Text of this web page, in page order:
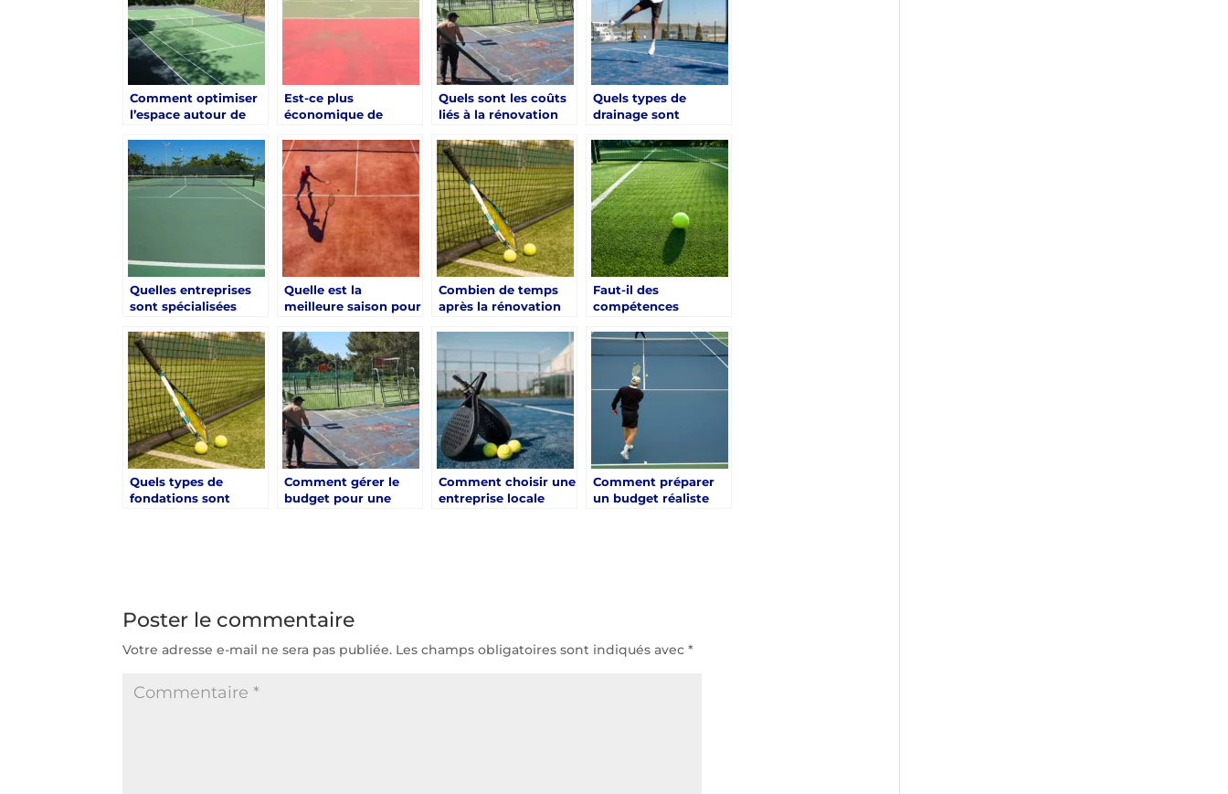
Comment optimiser
l’espace autour de
rénové à Hyères ?
Est-ce plus
économique de
tennis à Hyères que
d’en construire un
nouveau ?
Quels sont les coûts
liés à la rénovation
à Hyères selon le
type de revêtement ?
Quels types de
drainage sont
rénovation d’un
court de tennis à
Hyères ?
Quelles entreprises
sont spécialisées
courts de tennis à
Hyères ?
Quelle est la
meilleure saison pour
rénovation de court
de tennis à Hyères ?
Combien de temps
après la rénovation
l’utiliser ?
Faut-il des
compétences
rénover un court de
tennis à Hyères ?
Quels types de
fondations sont
Comment gérer le
budget pour une
Comment choisir une
entreprise locale
Comment préparer
un budget réaliste
Poster le commentaire
Votre adresse e-mail ne sera pas publiée. Les champs obligatoires sont indiqués avec*